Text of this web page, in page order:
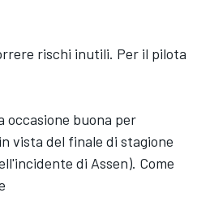
rischi inutili. Per il pilota
occasione buona per
vista del finale di stagione
di Assen). Come